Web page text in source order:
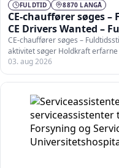
FULDTID 8870 LANGÅ
CE-chauffører søges
CE Drivers Wanted –
Ringsted
CE-chauffører søges –
aktivitet søger Holdkraft
03. aug 2026